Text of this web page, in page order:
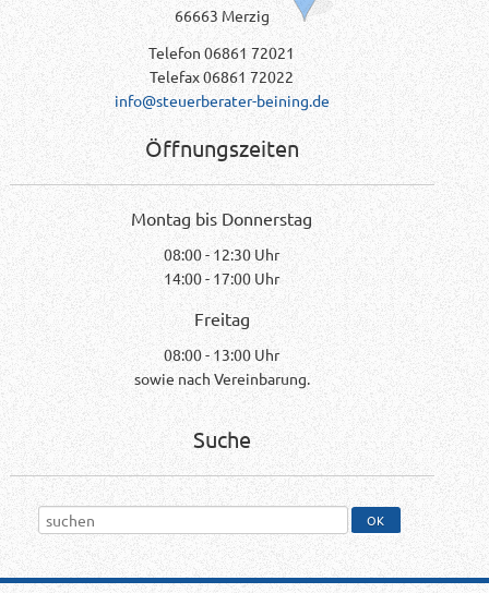
66663 Merzig
Telefon 06861 72021
Telefax 06861 72022
info@steuerberater-beining.de
Öffnungszeiten
Montag bis Donnerstag
08:00 - 12:30 Uhr
14:00 - 17:00 Uhr
Freitag
08:00 - 13:00 Uhr
sowie nach Vereinbarung.
Suche